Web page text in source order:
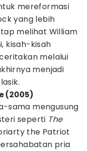
mereformasi
yang lebih
melihat William
kisah-kisah
melalui
menjadi
(2005)
sama mengusung
seperti The
the Patriot
pria